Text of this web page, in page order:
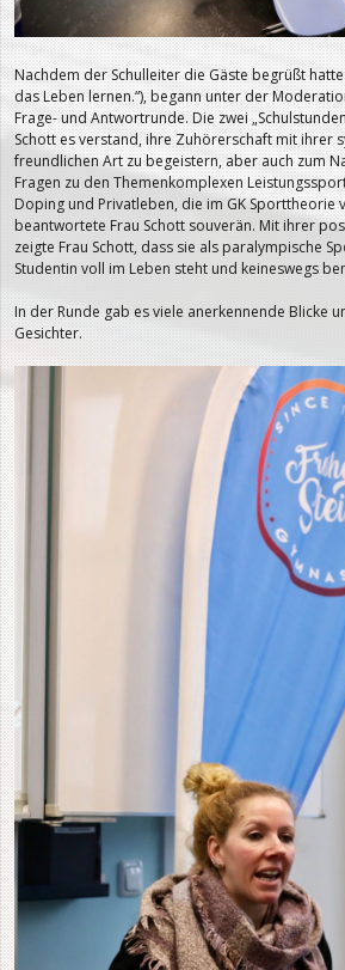
Nachdem der Schulleiter die Gäste begrüßt
das Leben lernen.“), begann unter der
Frage- und Antwortrunde. Die zwei
Schott es verstand, ihre Zuhörerschaft mit ihrer
freundlichen Art zu begeistern, aber auch zum
Fragen zu den Themenkomplexen
Doping und Privatleben, die im GK
beantwortete Frau Schott souverän. Mit ihrer
zeigte Frau Schott, dass sie als paralympische
Studentin voll im Leben steht und keineswegs
In der Runde gab es viele anerkennende Blicke
Gesichter.